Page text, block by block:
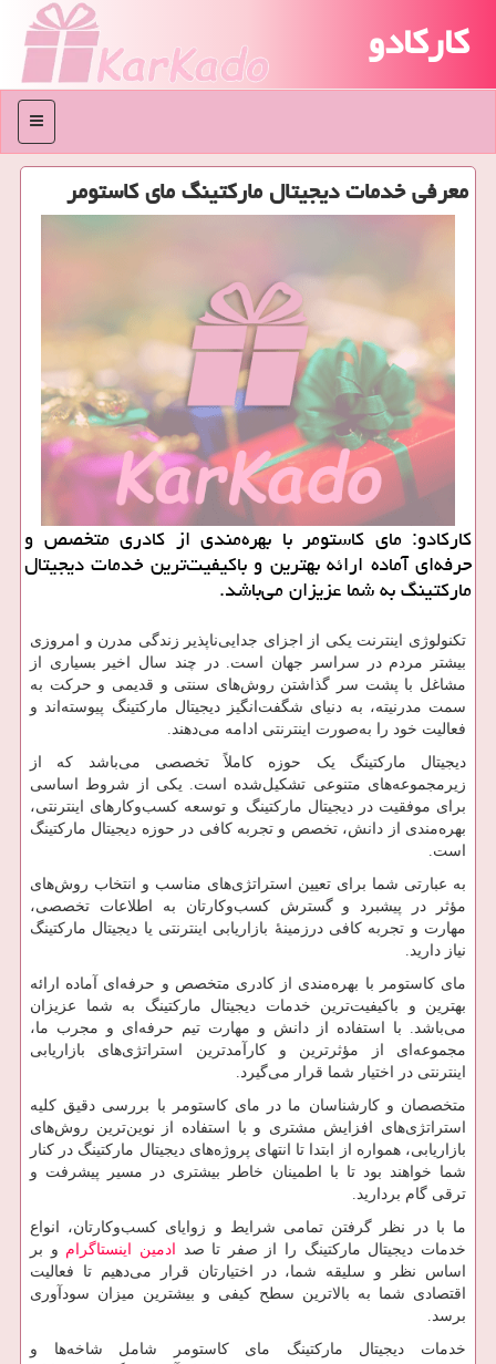
کارکادو
منو
معرفی خدمات دیجیتال ماركتینگ مای كاستومر
كاركادو: مای كاستومر با بهره‌مندی از كادری متخصص و
حرفه‌ای آماده ارائه بهترین و باكیفیت‌ترین خدمات دیجیتال
ماركتینگ به شما عزیزان می‌باشد.
تکنولوژی اینترنت یکی از اجزای جدایی‌ناپذیر زندگی مدرن و امروزی
بیشتر مردم در سراسر جهان است. در چند سال اخیر بسیاری از
مشاغل با پشت سر گذاشتن روش‌های سنتی و قدیمی و حرکت به
سمت مدرنیته، به دنیای شگفت‌انگیز دیجیتال مارکتینگ پیوسته‌اند و
فعالیت خود را به‌صورت اینترنتی ادامه می‌دهند.
دیجیتال مارکتینگ یک حوزه کاملاً تخصصی می‌باشد که از
زیرمجموعه‌های متنوعی تشکیل‌شده است. یکی از شروط اساسی
برای موفقیت در دیجیتال مارکتینگ و توسعه کسب‌وکارهای اینترنتی،
بهره‌مندی از دانش، تخصص و تجربه کافی در حوزه دیجیتال مارکتینگ
است.
به عبارتی شما برای تعیین استراتژی‌های مناسب و انتخاب روش‌های
مؤثر در پیشبرد و گسترش کسب‌وکارتان به اطلاعات تخصصی،
مهارت و تجربه کافی درزمینهٔ بازاریابی اینترنتی یا دیجیتال مارکتینگ
نیاز دارید.
مای کاستومر با بهره‌مندی از کادری متخصص و حرفه‌ای آماده ارائه
بهترین و باکیفیت‌ترین خدمات دیجیتال مارکتینگ به شما عزیزان
می‌باشد. با استفاده از دانش و مهارت تیم حرفه‌ای و مجرب ما،
مجموعه‌ای از مؤثرترین و کارآمدترین استراتژی‌های بازاریابی
اینترنتی در اختیار شما قرار می‌گیرد.
متخصصان و کارشناسان ما در مای کاستومر با بررسی دقیق کلیه
استراتژی‌های افزایش مشتری و با استفاده از نوین‌ترین روش‌های
بازاریابی، همواره از ابتدا تا انتهای پروژه‌های دیجیتال مارکتینگ در کنار
شما خواهند بود تا با اطمینان خاطر بیشتری در مسیر پیشرفت و
ترقی گام بردارید.
ما با در نظر گرفتن تمامی شرایط و زوایای کسب‌وکارتان، انواع
خدمات دیجیتال مارکتینگ را از صفر تا صد ادمین اینستاگرام و بر
اساس نظر و سلیقه شما، در اختیارتان قرار می‌دهیم تا فعالیت
اقتصادی شما به بالاترین سطح کیفی و بیشترین میزان سودآوری
برسد.
خدمات دیجیتال مارکتینگ مای کاستومر شامل شاخه‌ها و